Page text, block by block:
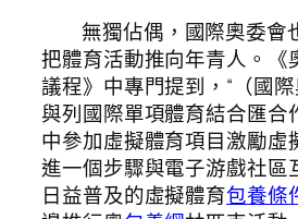
無獨佔偶，國際奧委會
把體育活動推向年青人。《
議程》中專門提到，“（國
與列國際單項體育結合匯合
中參加虛擬體育項目激勵虛
進一個步驟與電子游戲社區
日益普及的虛擬體育包養條